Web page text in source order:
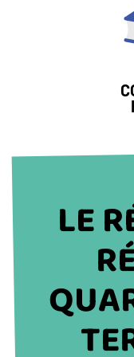
LIEN
TITRE
BLOC
LE